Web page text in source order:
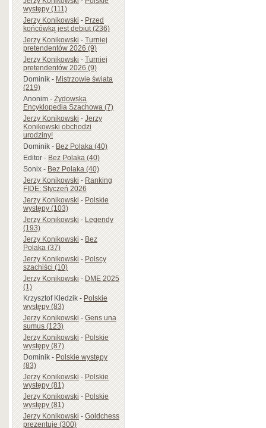
występy (111)
Jerzy Konikowski-Przed
końcówką jest debiut (236)
Jerzy Konikowski-Turniej
pretendentów 2026 (9)
Jerzy Konikowski-Turniej
pretendentów 2026 (9)
Dominik-Mistrzowie świata
(219)
Anonim-Żydowska
Encyklopedia Szachowa (7)
Jerzy Konikowski-Jerzy
Konikowski obchodzi
urodziny!
Dominik-Bez Polaka (40)
Editor-Bez Polaka (40)
Sonix-Bez Polaka (40)
Jerzy Konikowski-Ranking
FIDE: Styczeń 2026
Jerzy Konikowski-Polskie
występy (103)
Jerzy Konikowski-Legendy
(193)
Jerzy Konikowski-Bez
Polaka (37)
Jerzy Konikowski-Polscy
szachiści (10)
Jerzy Konikowski-DME 2025
(1)
Krzysztof Kledzik-Polskie
występy (83)
Jerzy Konikowski-Gens una
sumus (123)
Jerzy Konikowski-Polskie
występy (87)
Dominik-Polskie występy
(83)
Jerzy Konikowski-Polskie
występy (81)
Jerzy Konikowski-Polskie
występy (81)
Jerzy Konikowski-Goldchess
prezentuje (300)